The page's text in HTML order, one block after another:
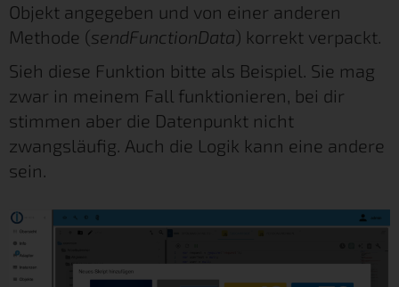
Objekt angegeben und von einer anderen
Methode (sendFunctionData) korrekt verpackt.
Sieh diese Funktion bitte als Beispiel. Sie mag
zwar in meinem Fall funktionieren, bei dir
stimmen aber die Datenpunkt nicht
zwangsläufig. Auch die Logik kann eine andere
sein.